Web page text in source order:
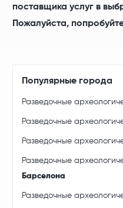
поставщика услуг в
Пожалуйста,
Популярные города
Разведочные
Разведочные
Разведочные
Разведочные
Барселона
Разведочные